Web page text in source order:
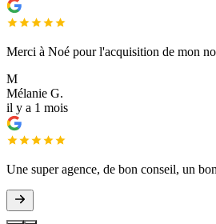
Merci à Noé pour l'acquisition de mon
M
Mélanie G.
il y a 1 mois
Une super agence, de bon conseil, un